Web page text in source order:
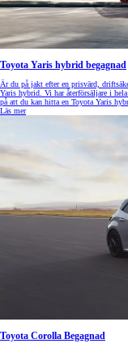
Toyota Yaris hybrid begagnad
Är du på jakt efter en prisvärd,
Yaris hybrid. Vi har återförsäljare i
på att du kan hitta en Toyota Yaris
Läs mer
Toyota Corolla Begagnad